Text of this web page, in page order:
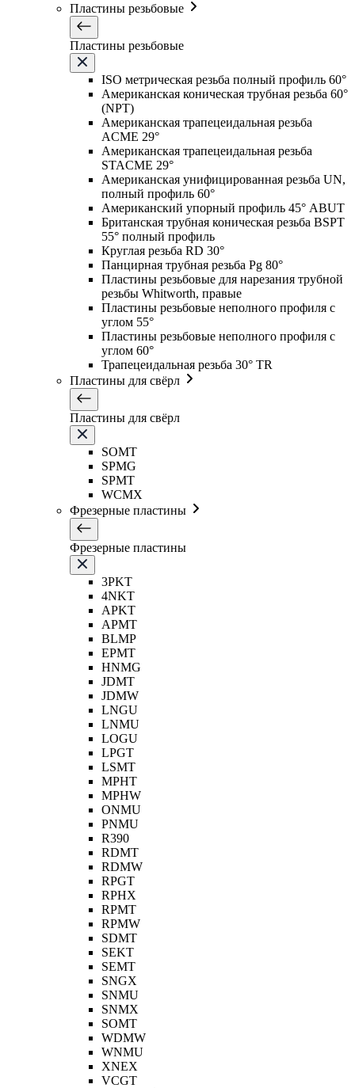
Пластины резьбовые
Пластины резьбовые
ISO метрическая резьба полный профиль 60°
Американская коническая трубная резьба 60°
(NPT)
Американская трапецеидальная резьба
ACME 29°
Американская трапецеидальная резьба
STACME 29°
Американская унифицированная резьба UN,
полный профиль 60°
Американский упорный профиль 45° ABUT
Британская трубная коническая резьба BSPT
55° полный профиль
Круглая резьба RD 30°
Панцирная трубная резьба Pg 80°
Пластины резьбовые для нарезания трубной
резьбы Whitworth, правые
Пластины резьбовые неполного профиля с
углом 55°
Пластины резьбовые неполного профиля с
углом 60°
Трапецеидальная резьба 30° TR
Пластины для свёрл
Пластины для свёрл
SOMT
SPMG
SPMT
WCMX
Фрезерные пластины
Фрезерные пластины
3PKT
4NKT
APKT
APMT
BLMP
EPMT
HNMG
JDMT
JDMW
LNGU
LNMU
LOGU
LPGT
LSMT
MPHT
MPHW
ONMU
PNMU
R390
RDMT
RDMW
RPGT
RPHX
RPMT
RPMW
SDMT
SEKT
SEMT
SNGX
SNMU
SNMX
SOMT
WDMW
WNMU
XNEX
VCGT